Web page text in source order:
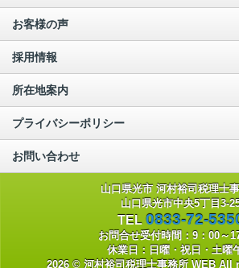
お客様の声
採用情報
所在地案内
プライバシーポリシー
お問い合わせ
山口県光市 河村裕司税理士
山口県光市中央5丁目3-
TEL 0833-72-
お問合せ受付時間：9：00～
休業日：日曜・祝日・土曜
2026 © 河村裕司税理士事務所 WEB All